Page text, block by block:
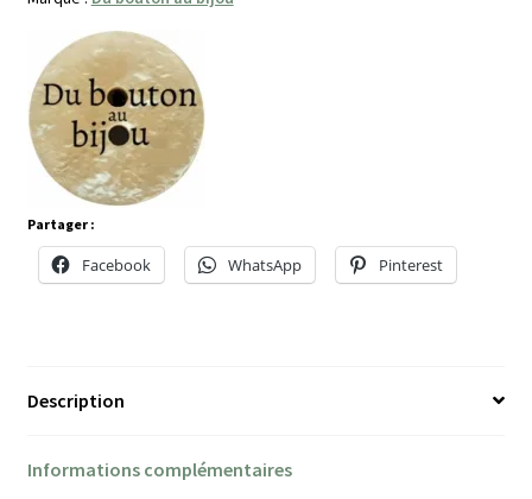
Partager :
Facebook WhatsApp Pinterest
Description
Informations complémentaires